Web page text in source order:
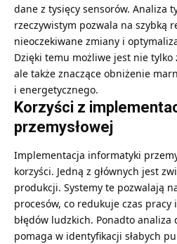
dane z tysięcy sensorów. Analiza
rzeczywistym pozwala na szybką
nieoczekiwane zmiany i
Dzięki temu możliwe jest nie tylko
ale także znaczące obniżenie
i energetycznego.
Korzyści z
przemysłowej
Implementacja informatyki
korzyści. Jedną z głównych jest
produkcji. Systemy te pozwalają
procesów, co redukuje czas
błędów ludzkich. Ponadto
pomaga w identyfikacji słabych